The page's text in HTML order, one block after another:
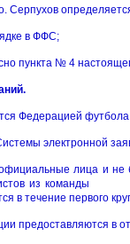
в ФФС;
№ 4 настоящего
Федерацией футбола
электронной
официальные
из
в течение первого
предоставляются в